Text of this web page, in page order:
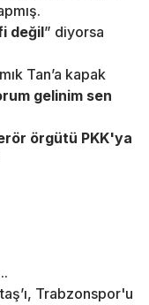
değil” diyorsa
Tan’a kapak
gelinim sen
örgütü PKK'ya
Trabzonspor'u